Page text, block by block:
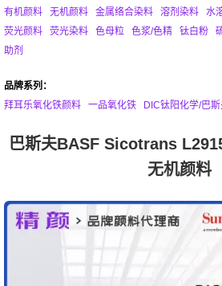
有机颜料
无机颜料 金属络合染料 溶剂染料 水
荧光颜料
荧光染料 色母粒 色浆/色精 钛白粉
助剂
品牌系列：
拜耳乐氧化铁颜料
一品氧化铁 DIC钛阳化学/巴
巴斯夫BASF Sicotrans
无机颜料